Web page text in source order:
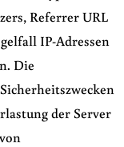
Referrer URL
IP-Adressen
Die
der Server